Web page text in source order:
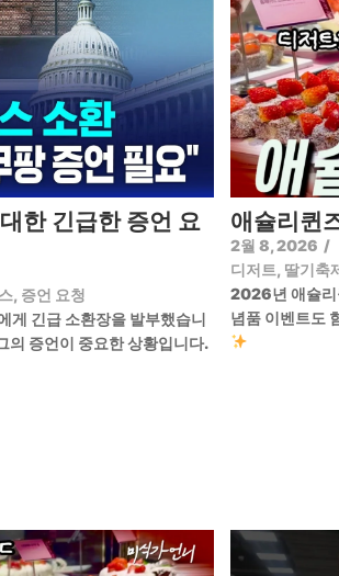
한 긴급한 증언 요
, 증언 요청
게 긴급 소환장을 발부했습니
의 증언이 중요한 상황입니다.
애슐리퀸
2월 8, 2026 /
디저트, 딸기축
2026년 애슐리
념품 이벤트도